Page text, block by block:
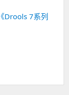
《Drools 7系列